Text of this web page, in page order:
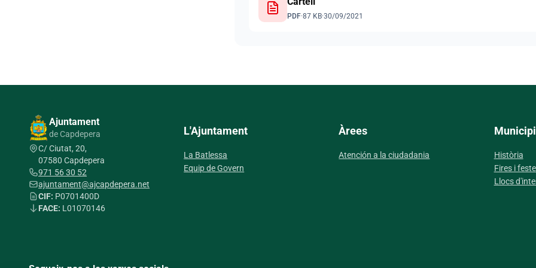
PDF·87 KB·30/09/2021
Ajuntament
de Capdepera
C/ Ciutat, 20,
07580 Capdepera
971 56 30 52
ajuntament@ajcapdepera.net
CIF: P0701400D
FACE: L01070146
L'Ajuntament
La Batlessa
Equip de Govern
Àrees
Atención a la ciudadania
Municipi
Història
Fires i
Llocs